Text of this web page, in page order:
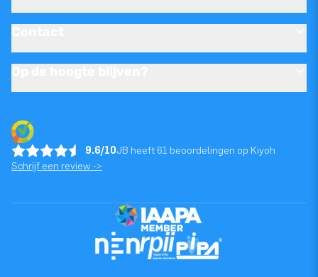
9.6/10JB heeft 61 beoordelingen op Kiyoh
Schrijf een review ->